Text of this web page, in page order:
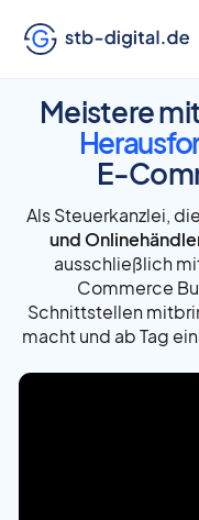
Meistere
E-
Als Steuerkanzlei,
und
ausschließlich
Commerce
Schnittstellen
macht und ab Tag